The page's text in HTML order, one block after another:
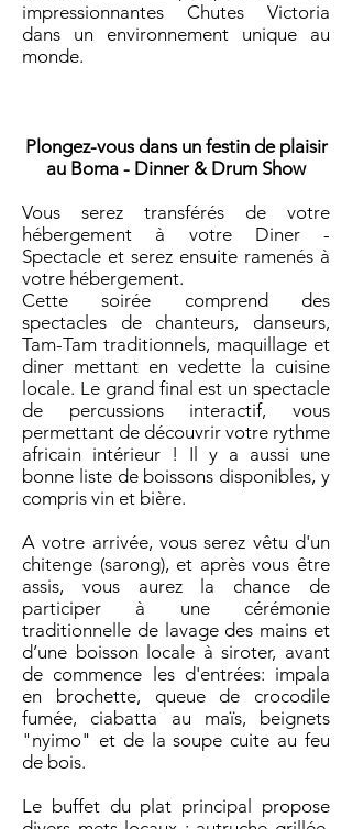
impressionnantes Chutes Victoria
dans un environnement unique au
monde.
​Plongez-vous dans un festin de plaisir
au Boma - Dinner & Drum Show
Vous serez transférés de votre
hébergement à votre Diner -
Spectacle et serez ensuite ramenés à
votre hébergement.
Cette soirée comprend des
spectacles de chanteurs, danseurs,
Tam-Tam traditionnels, maquillage et
diner mettant en vedette la cuisine
locale. Le grand final est un spectacle
de percussions interactif, vous
permettant de découvrir votre rythme
africain intérieur ! Il y a aussi une
bonne liste de boissons disponibles, y
compris vin et bière.
A votre arrivée, vous serez vêtu d'un
chitenge (sarong), et après vous être
assis, vous aurez la chance de
participer à une cérémonie
traditionnelle de lavage des mains et
d’une boisson locale à siroter, avant
de commence les d'entrées: impala
en brochette, queue de crocodile
fumée, ciabatta au maïs, beignets
"nyimo" et de la soupe cuite au feu
de bois.
Le buffet du plat principal propose